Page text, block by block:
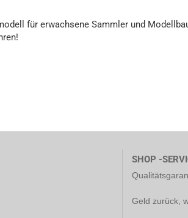
für erwachsene Sammler und
SHOP -
Geld zurück,